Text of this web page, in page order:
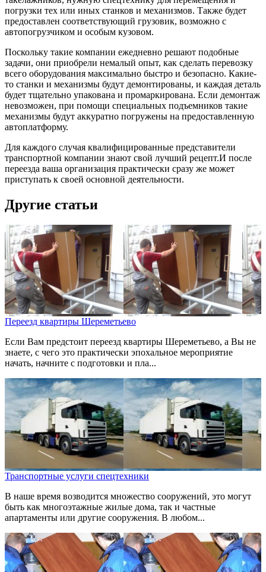
погрузки тех или иных станков и механизмов. Также будет
предоставлен соответствующий грузовик, возможно с
автопогрузчиком и особым кузовом.
Поскольку такие компании ежедневно решают подобные
задачи, они приобрели немалый опыт, как сделать перевозку
всего оборудования максимально быстро и безопасно. Какие-
то станки и механизмы будут демонтированы, и каждая деталь
будет тщательно упакована и промаркирована. Если демонтаж
невозможен, при помощи специальных подъемников такие
механизмы будут аккуратно погружены на предоставленную
автоплатформу.
Для каждого случая квалифицированные представители
транспортной компании знают свой лучший рецепт.И после
переезда ваша организация практически сразу же может
приступать к своей основной деятельности.
Другие статьи
Переезд квартиры Шереметьево
Если Вам предстоит переезд квартиры Шереметьево, а Вы не
знаете, с чего это практически эпохальное мероприятие
начать, начните с подготовки и пла...
Транспортные услуги спецтехники
В наше время возводится множество сооружений, это могут
быть как многоэтажные жилые дома, так и частные
апартаменты или другие сооружения. В любом...